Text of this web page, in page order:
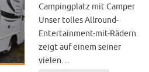
Campingplatz mit Camper
Unser tolles Allround-
Entertainment-mit-Rädern
zeigt auf einem seiner
vielen…